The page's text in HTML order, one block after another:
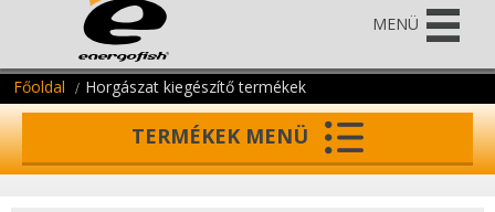
MENÜ
Főoldal Horgászat kiegészítő termékek
TERMÉKEK MENÜ